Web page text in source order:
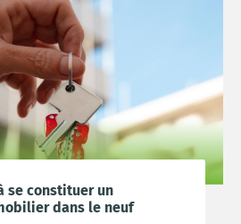
se constituer un
dans le neuf